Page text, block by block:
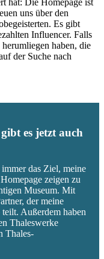
uns über den
Es gibt
Influencer. Falls
haben, die
der Suche nach
es jetzt auch
das Ziel, meine
zeigen zu
Museum. Mit
der meine
Außerdem haben
Thaleswerke
Thales-